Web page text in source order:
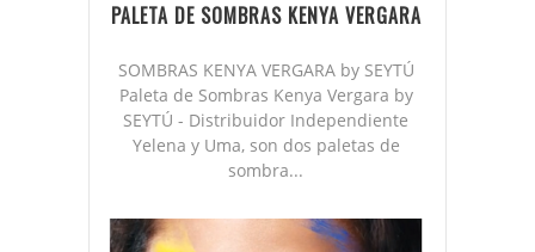
PALETA DE SOMBRAS KENYA VERGARA
SOMBRAS KENYA VERGARA by SEYTÚ
Paleta de Sombras Kenya Vergara by
SEYTÚ - Distribuidor Independiente
Yelena y Uma, son dos paletas de
sombra...